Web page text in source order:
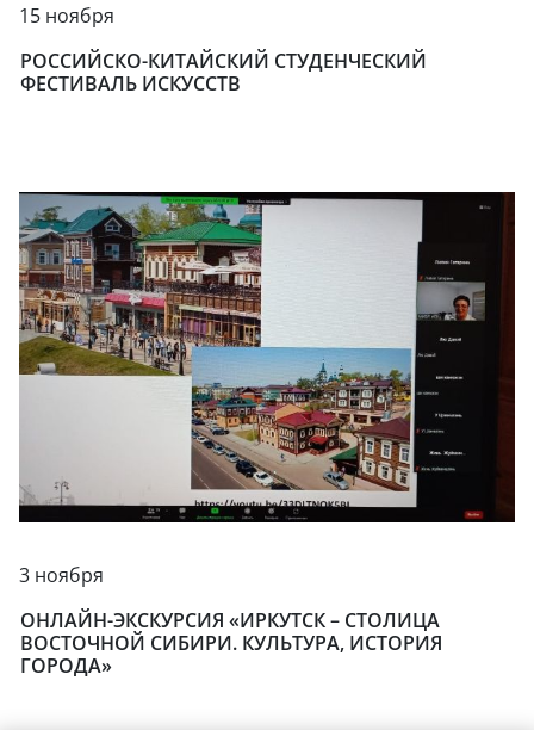
15 ноября
РОССИЙСКО-КИТАЙСКИЙ СТУДЕНЧЕСКИЙ
ФЕСТИВАЛЬ ИСКУССТВ
3 ноября
ОНЛАЙН-ЭКСКУРСИЯ «ИРКУТСК – СТОЛИЦА
ВОСТОЧНОЙ СИБИРИ. КУЛЬТУРА, ИСТОРИЯ
ГОРОДА»